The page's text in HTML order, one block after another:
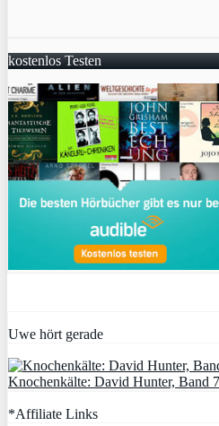
kostenlos Testen
Uwe hört gerade
Knochenkälte: David Hunter, Band
*Affiliate Links